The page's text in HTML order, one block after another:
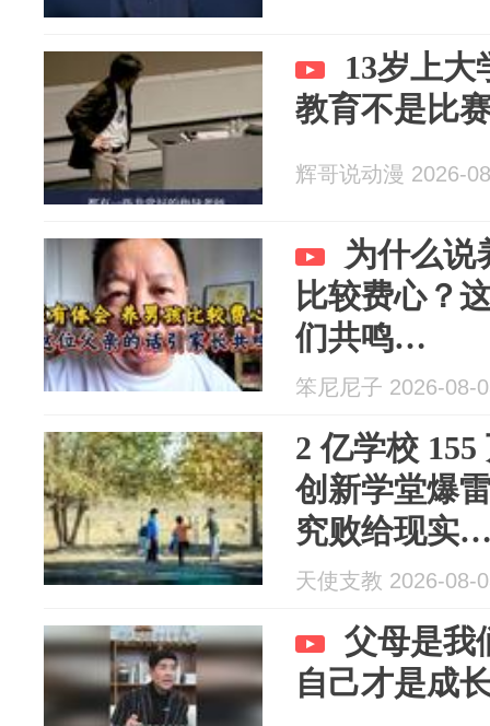
13岁上大
教育不是比
辉哥说动漫 2026-
为什么说
比较费心？
们共鸣…
笨尼尼子 2026-08-
2 亿学校
创新学堂爆
究败给现
天使支教 2026-08-
父母是我
自己才是成